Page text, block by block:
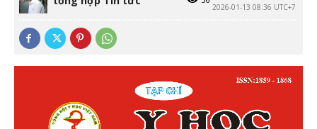
2026-01-13 08:36 UTC+7